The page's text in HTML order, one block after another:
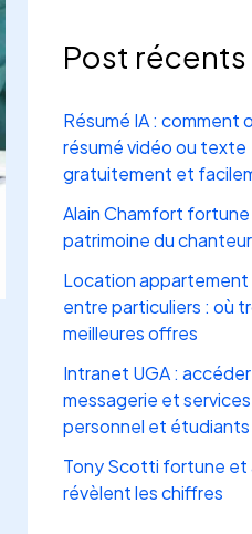
Post récents
Résumé IA : comment
résumé vidéo ou texte
gratuitement et
Alain Chamfort fortune
patrimoine du chanteur
Location appartement
entre particuliers : où
meilleures offres
Intranet UGA : accéder
messagerie et
personnel et étudiants
Tony Scotti fortune et
révèlent les chiffres